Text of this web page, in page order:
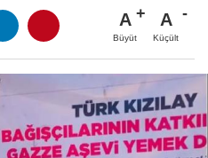
A
Büyüt
A
Küçült